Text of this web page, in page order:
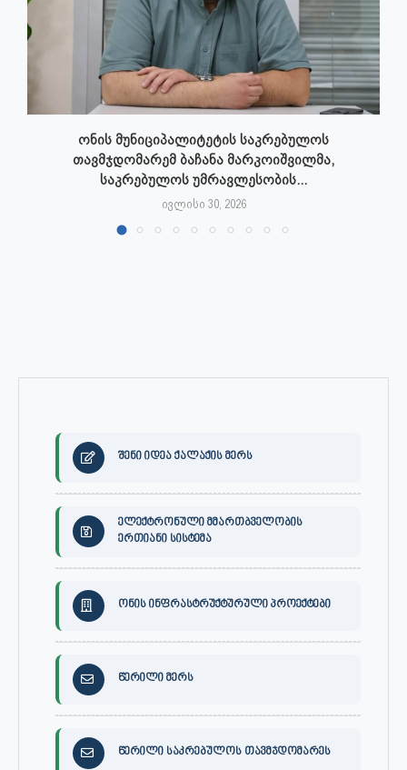
ონის მუნიციპალიტეტის საკრებულოს
თავმჯდომარემ ბაჩანა მარკოიშვილმა,
საკრებულოს უმრავლესობის...
ივლისი 30, 2026
შენი იდეა ქალაქის მერს
ელექტრონული მმართბველობის
ერთიანი სისტემა
ონის ინფრასტრუქტურული პროექტები
წერილი მერს
წერილი საკრებულოს თავმჯდომარეს